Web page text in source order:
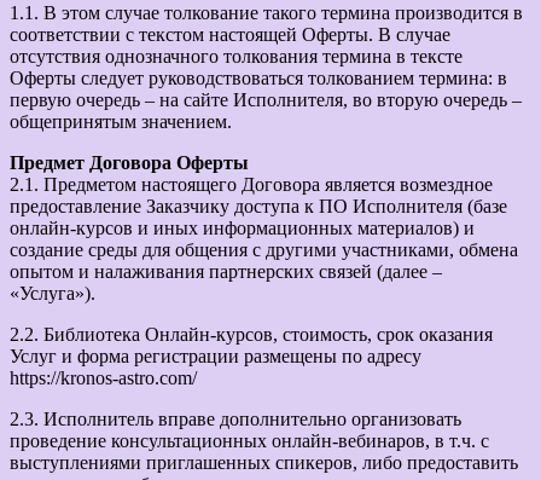
1.1. В этом случае толкование такого термина производится в
соответствии с текстом настоящей Оферты. В случае
отсутствия однозначного толкования термина в тексте
Оферты следует руководствоваться толкованием термина: в
первую очередь – на сайте Исполнителя, во вторую очередь –
общепринятым значением.
Предмет Договора Оферты
2.1. Предметом настоящего Договора является возмездное
предоставление Заказчику доступа к ПО Исполнителя (базе
онлайн-курсов и иных информационных материалов) и
создание среды для общения с другими участниками, обмена
опытом и налаживания партнерских связей (далее –
«Услуга»).
2.2. Библиотека Онлайн-курсов, стоимость, срок оказания
Услуг и форма регистрации размещены по адресу
https://kronos-astro.com/
2.3. Исполнитель вправе дополнительно организовать
проведение консультационных онлайн-вебинаров, в т.ч. с
выступлениями приглашенных спикеров, либо предоставить